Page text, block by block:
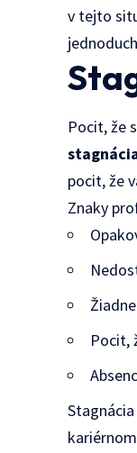
v tejto
Pocit, že
pocit, že
Znaky
Pocit,